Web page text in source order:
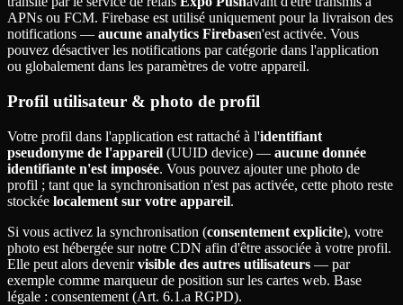
APNs ou FCM. Firebase est utilisé uniquement pour la livraison des
notifications — aucune analytics Firebasen'est activée. Vous
pouvez désactiver les notifications par catégorie dans l'application
ou globalement dans les paramètres de votre appareil.
Profil utilisateur & photo de profil
Votre profil dans l'application est rattaché à l'identifiant
pseudonyme de l'appareil (UUID device) — aucune donnée
identifiante n'est imposée. Vous pouvez ajouter une photo de
profil ; tant que la synchronisation n'est pas activée, cette photo reste
stockée localement sur votre appareil.
Si vous activez la synchronisation (consentement explicite), votre
photo est hébergée sur notre CDN afin d'être associée à votre profil.
Elle peut alors devenirvisible des autres utilisateurs — par
exemple comme marqueur de position sur les cartes web. Base
légale : consentement (Art. 6.1.a RGPD).